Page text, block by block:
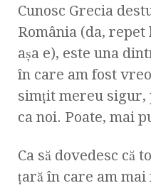
Cunosc Grecia
România (da,
aşa e), este una
în care am fost
simţit mereu sigur,
ca noi. Poate, mai
Ca să dovedesc că
ţară în care am